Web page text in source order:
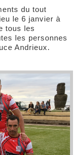
du tout
le 6 janvier à
tous les
les personnes
Andrieux.